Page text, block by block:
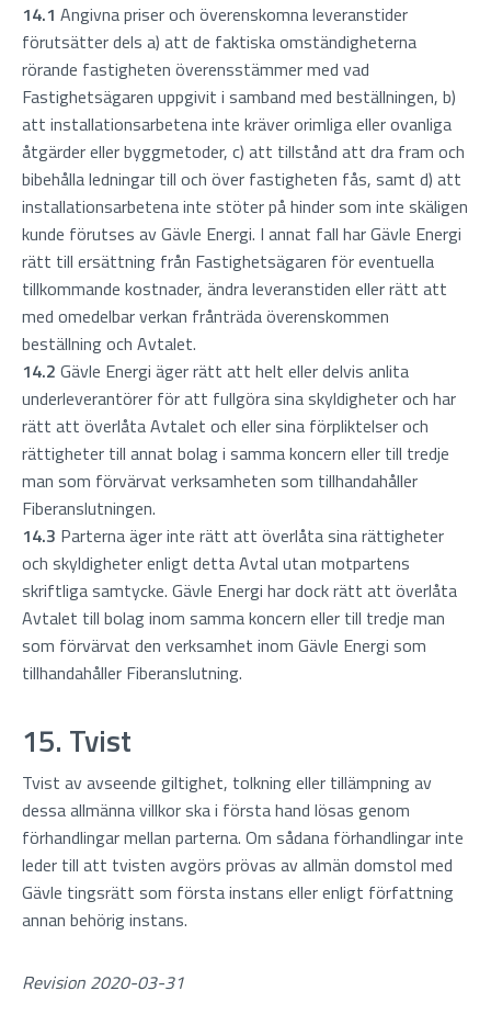
14.1 Angivna priser och överenskomna leveranstider
förutsätter dels a) att de faktiska omständigheterna
rörande fastigheten överensstämmer med vad
Fastighetsägaren uppgivit i samband med beställningen, b)
att installationsarbetena inte kräver orimliga eller ovanliga
åtgärder eller byggmetoder, c) att tillstånd att dra fram och
bibehålla ledningar till och över fastigheten fås, samt d) att
installationsarbetena inte stöter på hinder som inte skäligen
kunde förutses av Gävle Energi. I annat fall har Gävle Energi
rätt till ersättning från Fastighetsägaren för eventuella
tillkommande kostnader, ändra leveranstiden eller rätt att
med omedelbar verkan frånträda överenskommen
beställning och Avtalet.
14.2 Gävle Energi äger rätt att helt eller delvis anlita
underleverantörer för att fullgöra sina skyldigheter och har
rätt att överlåta Avtalet och eller sina förpliktelser och
rättigheter till annat bolag i samma koncern eller till tredje
man som förvärvat verksamheten som tillhandahåller
Fiberanslutningen.
14.3 Parterna äger inte rätt att överlåta sina rättigheter
och skyldigheter enligt detta Avtal utan motpartens
skriftliga samtycke. Gävle Energi har dock rätt att överlåta
Avtalet till bolag inom samma koncern eller till tredje man
som förvärvat den verksamhet inom Gävle Energi som
tillhandahåller Fiberanslutning.
15. Tvist
Tvist av avseende giltighet, tolkning eller tillämpning av
dessa allmänna villkor ska i första hand lösas genom
förhandlingar mellan parterna. Om sådana förhandlingar inte
leder till att tvisten avgörs prövas av allmän domstol med
Gävle tingsrätt som första instans eller enligt författning
annan behörig instans.
Revision 2020-03-31